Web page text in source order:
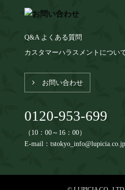
Q&A よくある質問
カスタマーハラスメントについ
お問い合わせ
0120-953-699
（10：00～16：00）
E-mail：tstokyo_info@lupicia.co.jp